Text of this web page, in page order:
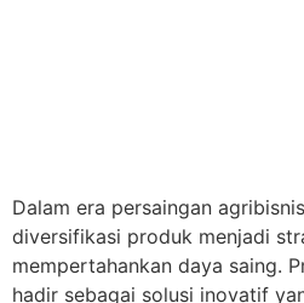
Dalam era persaingan
diversifikasi produk menjadi
mempertahankan daya saing.
hadir sebagai solusi inovatif